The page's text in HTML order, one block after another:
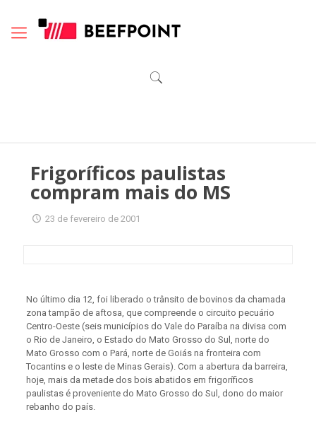
Frigoríficos paulistas
compram mais do MS
23 de fevereiro de 2001
No último dia 12, foi liberado o trânsito de bovinos da chamada
zona tampão de aftosa, que compreende o circuito pecuário
Centro-Oeste (seis municípios do Vale do Paraíba na divisa com
o Rio de Janeiro, o Estado do Mato Grosso do Sul, norte do
Mato Grosso com o Pará, norte de Goiás na fronteira com
Tocantins e o leste de Minas Gerais). Com a abertura da barreira,
hoje, mais da metade dos bois abatidos em frigoríficos
paulistas é proveniente do Mato Grosso do Sul, dono do maior
rebanho do país.